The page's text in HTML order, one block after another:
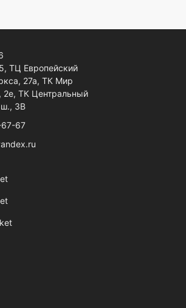
ТЦ Европейский
27а, ТК Мир
2е, ТК Центральный
ш., 3В
67